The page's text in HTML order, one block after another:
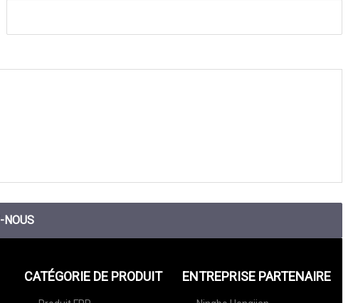
NOUS
CATÉGORIE DE PRODUIT ENTREPRISE PARTENAIRE